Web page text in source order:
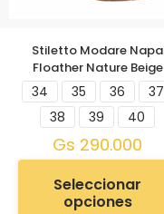
Stiletto Modare Napa
Floather Nature Beige
34 35 36
37
38
39 40
Gs 290.000
Seleccionar
opciones